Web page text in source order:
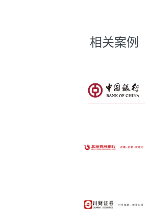
相关案例